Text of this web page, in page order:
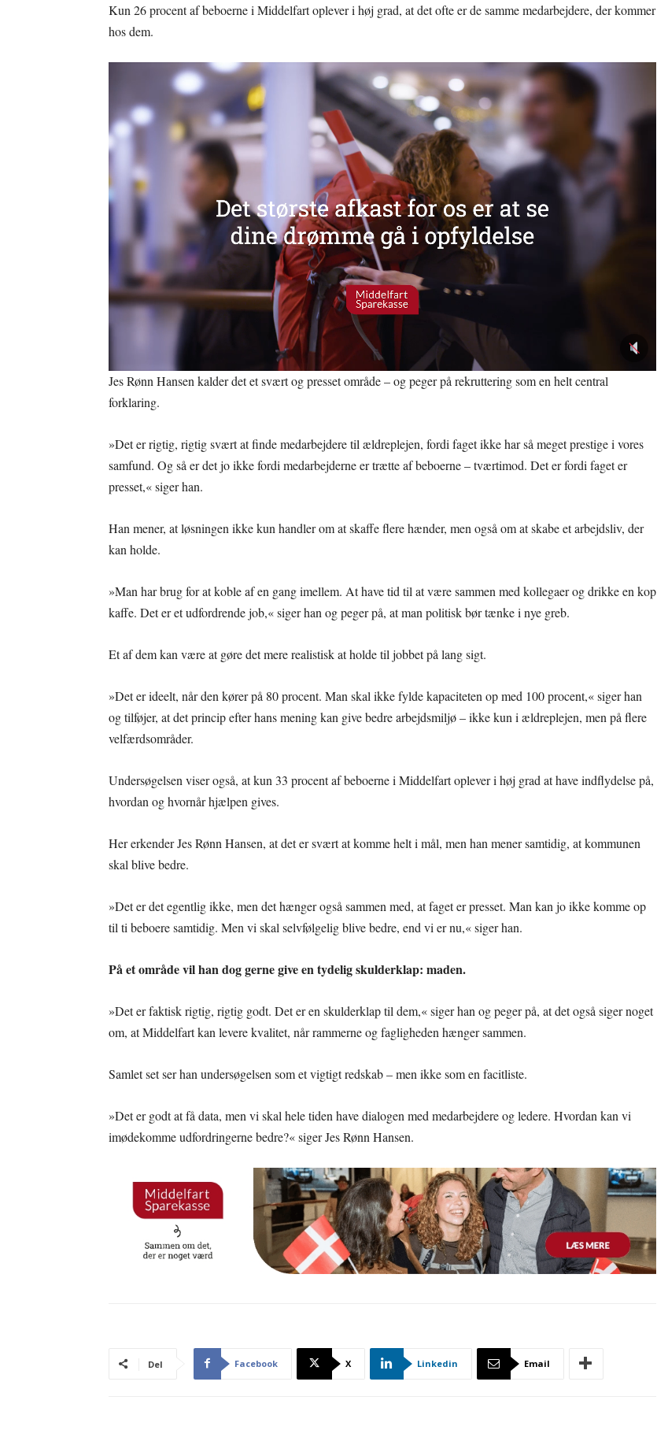
Kun 26 procent af beboerne i Middelfart oplever i høj grad, at det ofte er de samme medarbejdere, der kommer
hos dem.
Jes Rønn Hansen kalder det et svært og presset område – og peger på rekruttering som en helt central
forklaring.
»Det er rigtig, rigtig svært at finde medarbejdere til ældreplejen, fordi faget ikke har så meget prestige i vores
samfund. Og så er det jo ikke fordi medarbejderne er trætte af beboerne – tværtimod. Det er fordi faget er
presset,« siger han.
Han mener, at løsningen ikke kun handler om at skaffe flere hænder, men også om at skabe et arbejdsliv, der
kan holde.
»Man har brug for at koble af en gang imellem. At have tid til at være sammen med kollegaer og drikke en kop
kaffe. Det er et udfordrende job,« siger han og peger på, at man politisk bør tænke i nye greb.
Et af dem kan være at gøre det mere realistisk at holde til jobbet på lang sigt.
»Det er ideelt, når den kører på 80 procent. Man skal ikke fylde kapaciteten op med 100 procent,« siger han
og tilføjer, at det princip efter hans mening kan give bedre arbejdsmiljø – ikke kun i ældreplejen, men på flere
velfærdsområder.
Undersøgelsen viser også, at kun 33 procent af beboerne i Middelfart oplever i høj grad at have indflydelse på,
hvordan og hvornår hjælpen gives.
Her erkender Jes Rønn Hansen, at det er svært at komme helt i mål, men han mener samtidig, at kommunen
skal blive bedre.
»Det er det egentlig ikke, men det hænger også sammen med, at faget er presset. Man kan jo ikke komme op
til ti beboere samtidig. Men vi skal selvfølgelig blive bedre, end vi er nu,« siger han.
På et område vil han dog gerne give en tydelig skulderklap: maden.
»Det er faktisk rigtig, rigtig godt. Det er en skulderklap til dem,« siger han og peger på, at det også siger noget
om, at Middelfart kan levere kvalitet, når rammerne og fagligheden hænger sammen.
Samlet set ser han undersøgelsen som et vigtigt redskab – men ikke som en facitliste.
»Det er godt at få data, men vi skal hele tiden have dialogen med medarbejdere og ledere. Hvordan kan vi
imødekomme udfordringerne bedre?« siger Jes Rønn Hansen.
Del Facebook X Linkedin Email